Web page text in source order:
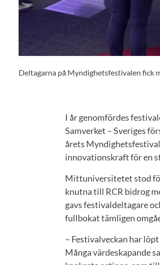
Deltagarna på Myndighetsfestivalen fick
I år genomfördes
Samverket – Sveriges
årets
innovationskraft för en
Mittuniversitetet stod
knutna till RCR bidrog
gavs festivaldeltagare
fullbokat tämligen
– Festivalveckan har
Många värdeskapande